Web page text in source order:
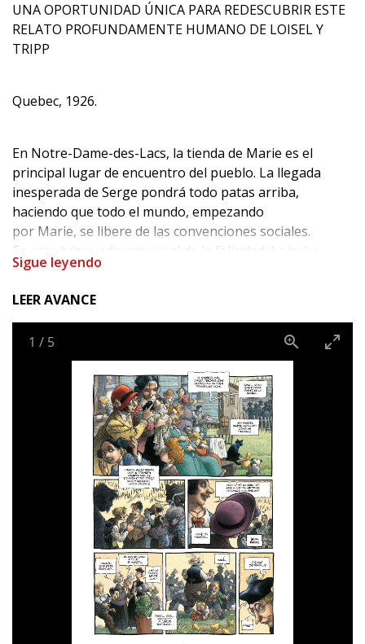
UNA OPORTUNIDAD ÚNICA PARA REDESCUBRIR ESTE
RELATO PROFUNDAMENTE HUMANO DE LOISEL Y
TRIPP
Quebec, 1926.
En Notre-Dame-des-Lacs, la tienda de Marie es el
principal lugar de encuentro del pueblo. La llegada
inesperada de Serge pondrá todo patas arriba,
haciendo que todo el mundo, empezando
por Marie, se libere de las convenciones sociales.
En esta búsqueda universal de la felicidad, Loisel y
Tripp nos ofrecen, con sensibilidad y optimismo, el
a uno mismo y el derecho a disfrutar de la vida.
Una fábula profundamente humana en favor de la
tolerancia y una de las obras mayores del cómic
europeo, que recuperamos en esta edición integral en
tres volúmenes ampliada con contenido adicional.
Sigue leyendo
LEER AVANCE
1 / 5